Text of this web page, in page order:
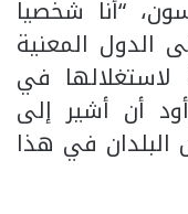
“أنا شخصيا
الدول المعنية
لاستغلالها في
كوفيد 19، وأود أن أشير إلى
البلدان في هذا